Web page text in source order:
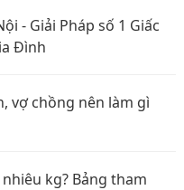
- Giải Pháp số 1 Giấc
Đình
vợ chồng nên làm gì
kg? Bảng tham